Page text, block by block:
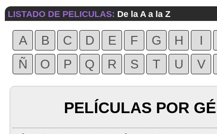
LISTADO DE PELICULAS: De la A a la Z
A B C D E F G H
I
Ñ
O P Q R S T U V
PELÍCULAS POR